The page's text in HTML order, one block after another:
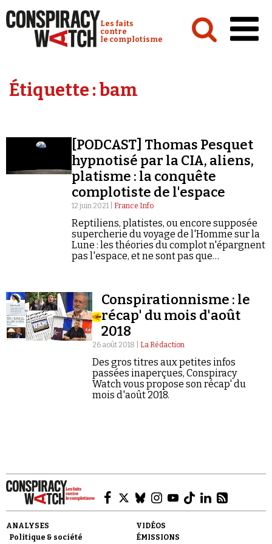
Conspiracy Watch :
Les faits
contre
le complotisme
Analyses
Vidéos
Émissions
Revues de presse
Newsletter
Faire un don
Étiquette :bam
[PODCAST] Thomas Pesquet
hypnotisé par la CIA, aliens,
platisme : la conquête
complotiste de l'espace
12 juin 2021 | France Info
Reptiliens, platistes, ou encore supposée
supercherie du voyage de l'Homme sur la
Lune : les théories du complot n'épargnent
pas l'espace, et ne sont pas que
Conspirationnisme : le
récap' du mois d'août
2018
26 août 2018 | La Rédaction
Des gros titres aux petites infos
passées inaperçues, Conspiracy
Watch vous propose son récap' du
mois d'août 2018.
ANALYSES
Politique & société
VIDÉOS
ÉMISSIONS